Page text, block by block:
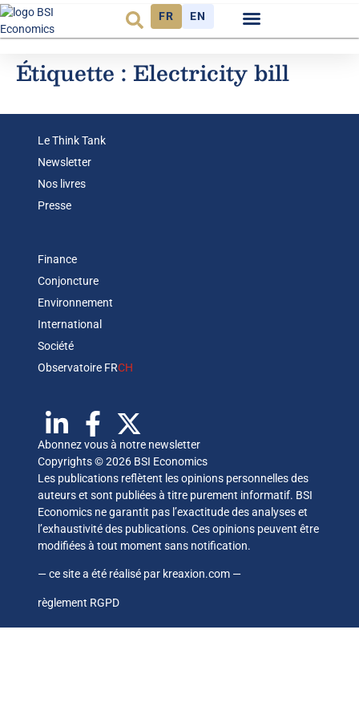
FR EN
Étiquette : Electricity bill
Le Think Tank
Newsletter
Nos livres
Presse
Finance
Conjoncture
Environnement
International
Société
Observatoire FRCH
Abonnez vous à notre newsletter
Copyrights © 2026 BSI Economics
Les publications reflètent les opinions personnelles des
auteurs et sont publiées à titre purement informatif. BSI
Economics ne garantit pas l’exactitude des analyses et
l’exhaustivité des publications. Ces opinions peuvent être
modifiées à tout moment sans notification.
— ce site a été réalisé par kreaxion.com —
règlement RGPD